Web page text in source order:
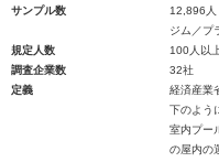
サンプル数
12,896人
ジム／プ
規定人数
100人以
調査企業数
32社
定義
経済産業
下のよう
室内プー
の屋内の